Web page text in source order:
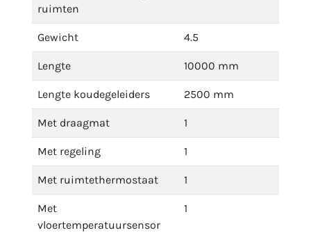
ruimten
Gewicht 4.5
Lengte 10000 mm
Lengte koudegeleiders 2500 mm
Met draagmat 1
Met regeling 1
Met ruimtethermostaat 1
Met
vloertemperatuursensor
1